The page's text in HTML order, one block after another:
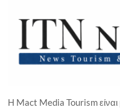
Η Mact Media Tourism είναι